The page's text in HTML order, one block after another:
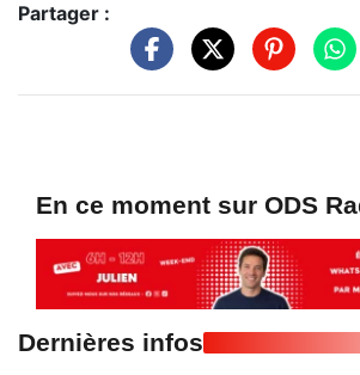
Partager :
En ce moment sur ODS
Dernières infos